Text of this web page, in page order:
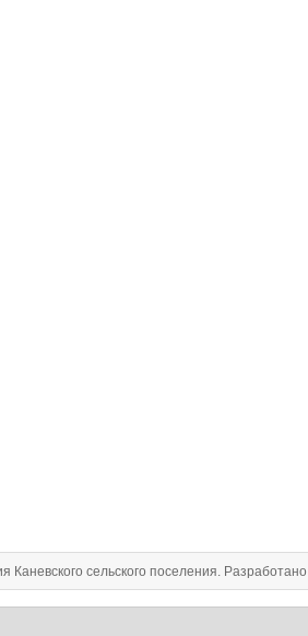
Каневского сельского поселения.